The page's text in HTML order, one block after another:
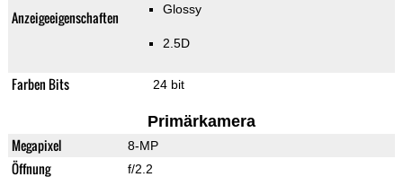
Anzeigeeigenschaften Glossy
2.5D
Farben Bits 24 bit
Primärkamera
Megapixel 8-MP
Öffnung f/2.2